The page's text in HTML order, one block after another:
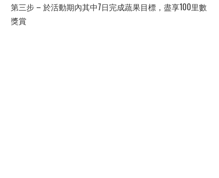
第三步 – 於活動期內其中7日完成蔬果目標，盡享100里數
獎賞